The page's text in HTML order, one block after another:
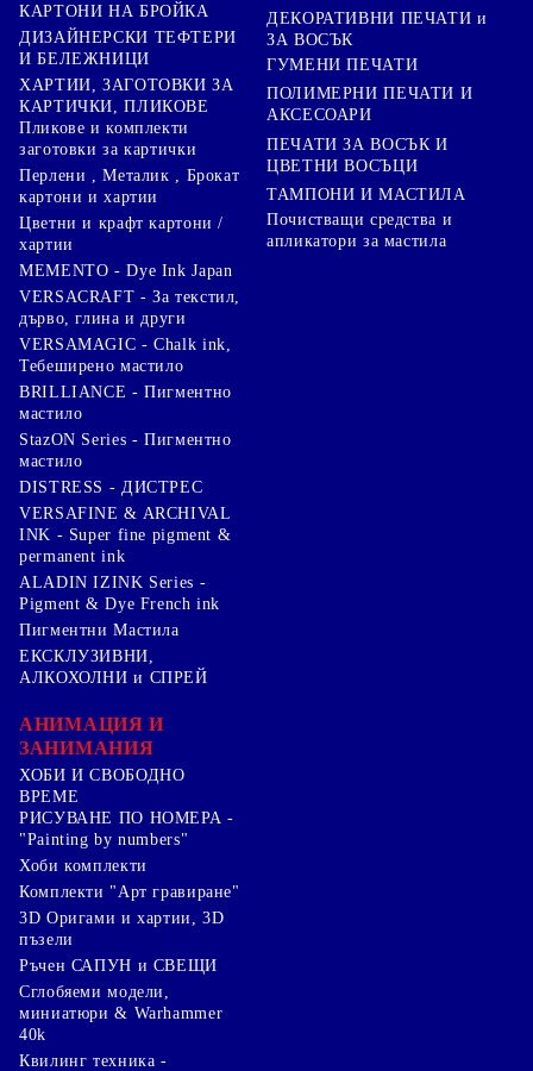
КАРТОНИ НА БРОЙКА
ДИЗАЙНЕРСКИ ТЕФТЕРИ
И БЕЛЕЖНИЦИ
ХАРТИИ, ЗАГОТОВКИ ЗА
КАРТИЧКИ, ПЛИКОВЕ
Пликове и комплекти
заготовки за картички
Перлени , Металик , Брокат
картони и хартии
Цветни и крафт картони /
хартии
ДЕКОРАТИВНИ ПЕЧАТИ и
ЗА ВОСЪК
ГУМЕНИ ПЕЧАТИ
ПОЛИМЕРНИ ПЕЧАТИ И
АКСЕСОАРИ
ПЕЧАТИ ЗА ВОСЪК И
ЦВЕТНИ ВОСЪЦИ
ТАМПОНИ И МАСТИЛА
Почистващи средства и
апликатори за мастила
MEMENTO - Dye Ink Japan
VERSACRAFT - За текстил,
дърво, глина и други
VERSAMAGIC - Chalk ink,
Тебеширено мастило
BRILLIANCE - Пигментно
мастило
StazON Series - Пигментно
мастило
DISTRESS - ДИСТРЕС
VERSAFINE & ARCHIVAL
INK - Super fine pigment &
permanent ink
ALADIN IZINK Series -
Pigment & Dye French ink
Пигментни Мастила
ЕКСКЛУЗИВНИ,
АЛКОХОЛНИ и СПРЕЙ
АНИМАЦИЯ И
ЗАНИМАНИЯ
ХОБИ И СВОБОДНО
ВРЕМЕ
РИСУВАНЕ ПО НОМЕРА -
"Painting by numbers"
Хоби комплекти
Комплекти "Арт гравиране"
3D Оригами и хартии, 3D
пъзели
Ръчен САПУН и СВЕЩИ
Сглобяеми модели,
миниатюри & Warhammer
40k
Квилинг техника -